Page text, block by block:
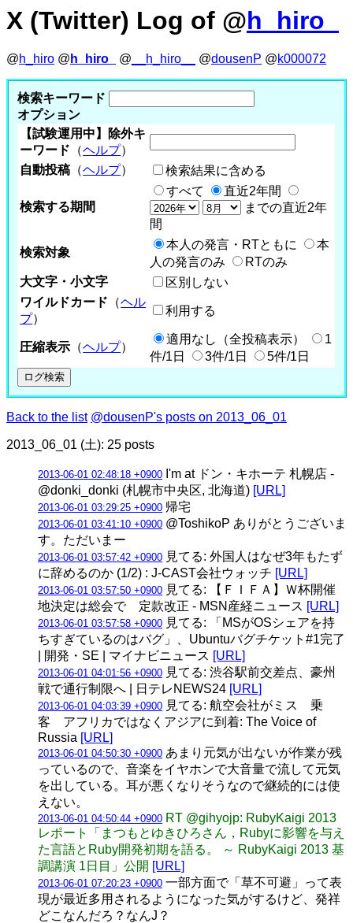
X (Twitter) Log of @h_hiro_
@h_hiro @ h_hiro_ @ __h_hiro__ @dousenP @k000072
検索キーワード
オプション
【試験運用中】除外キ
ーワード （ヘルプ）
自動投稿 （ヘルプ） 検索結果に含める
検索する期間
すべて
直近2年間
までの直近2年
間
検索対象
本人の発言・RTともに
本
人の発言のみ
RTのみ
大文字・小文字
区別しない
ワイルドカード （ヘル
プ）
利用する
圧縮表示 （ヘルプ）
適用なし（全投稿表示）
1
件/1日
3件/1日 5件/1日
Back to the list @dousenP's posts on 2013_06_01
2013_06_01 (土): 25 posts
2013-06-01 02:48:18 +0900 I'm at ドン・キホーテ 札幌店 -
@donki_donki (札幌市中央区, 北海道) [URL]
2013-06-01 03:29:25 +0900 帰宅
2013-06-01 03:41:10 +0900 @ToshikoP ありがとうございま
す。ただいまー
2013-06-01 03:57:42 +0900 見てる: 外国人はなぜ3年もたず
に辞めるのか (1/2) : J-CAST会社ウォッチ [URL]
2013-06-01 03:57:50 +0900 見てる: 【ＦＩＦＡ】Ｗ杯開催
地決定は総会で 定款改正 - MSN産経ニュース [URL]
2013-06-01 03:57:58 +0900 見てる: 「MSがOSシェアを持
ちすぎているのはバグ」、Ubuntuバグチケット#1完了
| 開発・SE | マイナビニュース [URL]
2013-06-01 04:01:56 +0900 見てる: 渋谷駅前交差点、豪州
戦で通行制限へ | 日テレNEWS24 [URL]
2013-06-01 04:03:39 +0900 見てる: 航空会社がミス 乗
客 アフリカではなくアジアに到着: The Voice of
Russia [URL]
2013-06-01 04:50:30 +0900 あまり元気が出ないが作業が残
っているので、音楽をイヤホンで大音量で流して元気
を出している。耳が悪くなりそうなので継続的には使
えない。
2013-06-01 04:50:44 +0900 RT @gihyojp: RubyKaigi 2013
レポート「まつもとゆきひろさん，Rubyに影響を与え
た言語とRuby開発初期を語る。 ～ RubyKaigi 2013 基
調講演 1日目」公開 [URL]
2013-06-01 07:20:23 +0900 一部方面で「草不可避」って表
現が最近多用されるようになった気がするけど、発祥
どこなんだろ？なんJ？